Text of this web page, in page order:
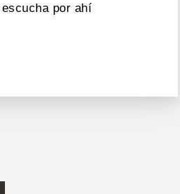
escucha por ahí